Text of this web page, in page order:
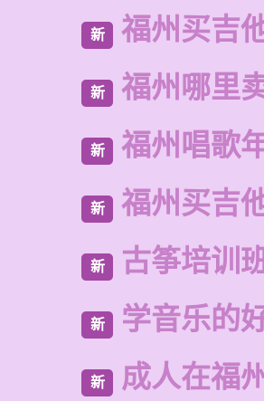
新 福州买吉
新 福州哪里
新 福州唱歌
新 福州买吉
新 古筝培训
新 学音乐的
新 成人在福